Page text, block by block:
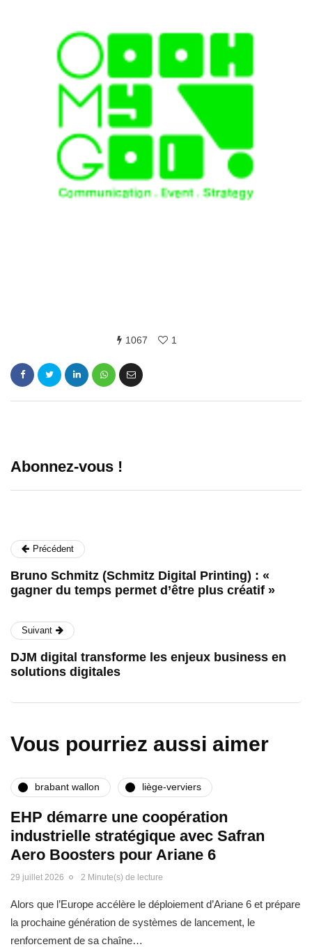
1067 1
Abonnez-vous !
Précédent
Bruno Schmitz (Schmitz Digital Printing) : «
gagner du temps permet d’être plus créatif »
Suivant
DJM digital transforme les enjeux business en
solutions digitales
Vous pourriez aussi aimer
brabant wallon liège-verviers
EHP démarre une coopération
industrielle stratégique avec Safran
Aero Boosters pour Ariane 6
29 juillet 2026 2 Minute(s) de lecture
Alors que l’Europe accélère le déploiement d’Ariane 6 et prépare
la prochaine génération de systèmes de lancement, le
renforcement de sa chaîne…